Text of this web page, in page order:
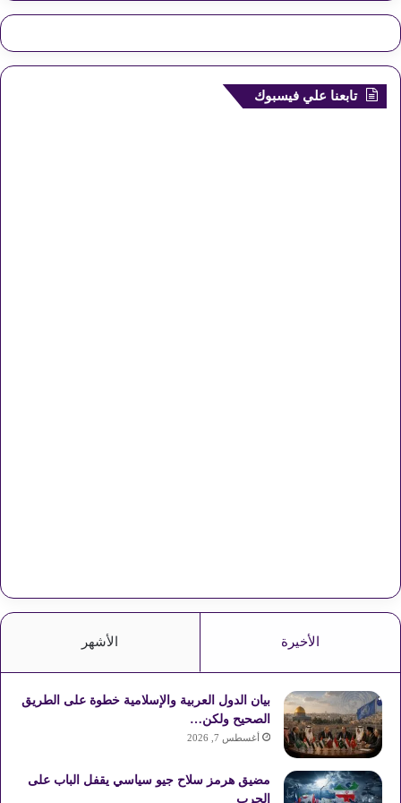
تابعنا علي فيسبوك
الأخيرة الأشهر
بيان الدول العربية والإسلامية خطوة على الطريق
الصحيح ولكن…
أغسطس 7, 2026
مضيق هرمز سلاح جيو سياسي يقفل الباب على
الحرب